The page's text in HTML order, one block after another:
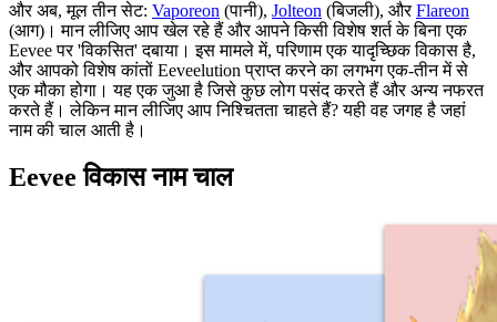
और अब, मूल तीन सेट: Vaporeon (पानी), Jolteon (बिजली), औरFlareon
(आग)। मान लीजिए आप खेल रहे हैं और आपने किसी विशेष शर्त के बिना एक
Eevee पर 'विकसित' दबाया। इस मामले में, परिणाम एक यादृच्छिक विकास है,
और आपको विशेष कांतों Eeveelution प्राप्त करने का लगभग एक-तीन में से
एक मौका होगा। यह एक जुआ है जिसे कुछ लोग पसंद करते हैं और अन्य नफरत
करते हैं। लेकिन मान लीजिए आप निश्चितता चाहते हैं? यही वह जगह है जहां
नाम की चाल आती है।
Eevee विकास नाम चाल